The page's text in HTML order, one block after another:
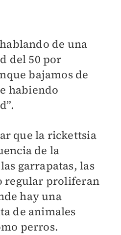
de una
del 50 por
bajamos de
habiendo
que la rickettsia
de la
garrapatas, las
regular proliferan
hay una
de animales
perros.